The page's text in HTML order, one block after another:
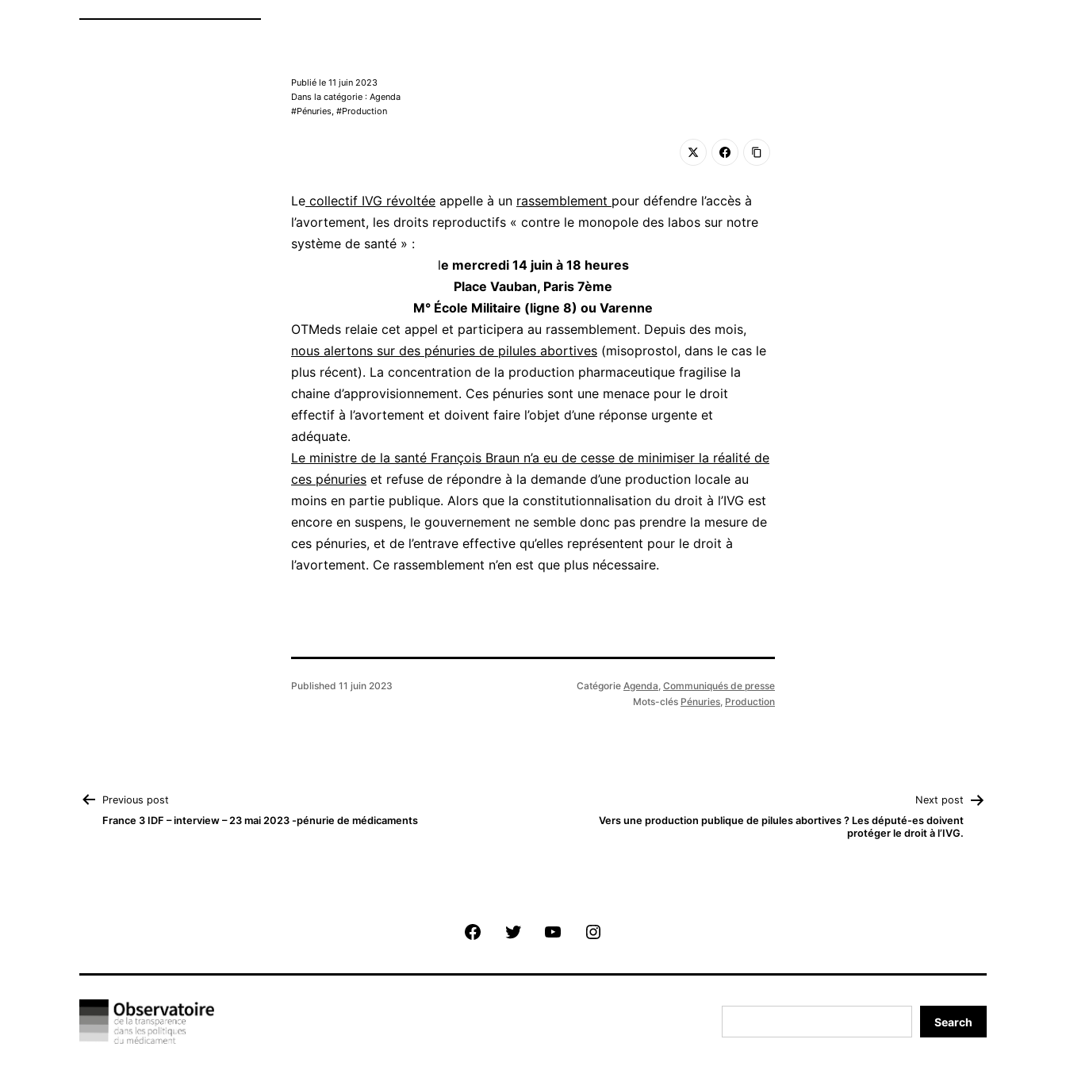
Publié le 11 juin 2023
Dans la catégorie : Agenda
Pénuries
Production
Le collectif IVG révoltée appelle à un rassemblement pour défendre l’accès à
l’avortement, les droits reproductifs « contre le monopole des labos sur notre
système de santé » :
le mercredi 14 juin à 18 heures
Place Vauban, Paris 7ème
M° École Militaire (ligne 8) ou Varenne
OTMeds relaie cet appel et participera au rassemblement. Depuis des mois,
nous alertons sur des pénuries de pilules abortives (misoprostol, dans le cas le
plus récent). La concentration de la production pharmaceutique fragilise la
chaine d’approvisionnement. Ces pénuries sont une menace pour le droit
effectif à l’avortement et doivent faire l’objet d’une réponse urgente et
adéquate.
Le ministre de la santé François Braun n’a eu de cesse de minimiser la réalité de
ces pénuries et refuse de répondre à la demande d’une production locale au
moins en partie publique. Alors que la constitutionnalisation du droit à l’IVG est
encore en suspens, le gouvernement ne semble donc pas prendre la mesure de
ces pénuries, et de l’entrave effective qu’elles représentent pour le droit à
l’avortement. Ce rassemblement n’en est que plus nécessaire.
Published 11 juin 2023 Catégorie Agenda, Communiqués de presse
Mots-clés Pénuries, Production
Navigation
Previous post
France 3 IDF – interview – 23 mai 2023 -pénurie de médicaments
Next post
Vers une production publique de pilules abortives ? Les député-es doivent
protéger le droit à l’IVG.
FacebookTwitter Youtube